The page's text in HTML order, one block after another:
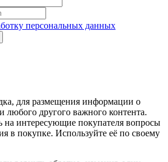
персональных данных
для размещения информации о
любого другого важного контента.
на интересующие покупателя вопросы
в покупке. Используйте её по своему